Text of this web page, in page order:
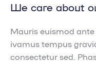
We care about
Mauris euismod
ivamus tempus
consectetur sed.